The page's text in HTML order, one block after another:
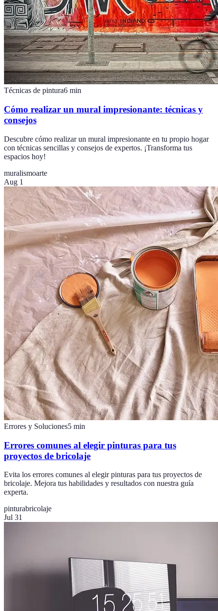
Técnicas de pintura6 min
Cómo realizar un mural impresionante: técnicas y
consejos
Descubre cómo realizar un mural impresionante en tu propio hogar
con técnicas sencillas y consejos de expertos. ¡Transforma tus
espacios hoy!
muralismoarte
Aug 1
Errores y Soluciones5 min
Errores comunes al elegir pinturas para tus
proyectos de bricolaje
Evita los errores comunes al elegir pinturas para tus proyectos de
bricolaje. Mejora tus habilidades y resultados con nuestra guía
experta.
pinturabricolaje
Jul 31